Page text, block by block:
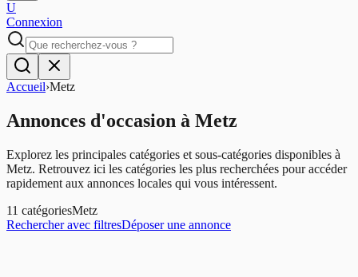
U
Connexion
Accueil›Metz
Annonces d'occasion à Metz
Explorez les principales catégories et sous-catégories disponibles à
Metz. Retrouvez ici les catégories les plus recherchées pour accéder
rapidement aux annonces locales qui vous intéressent.
11 catégoriesMetz
Rechercher avec filtresDéposer une annonce